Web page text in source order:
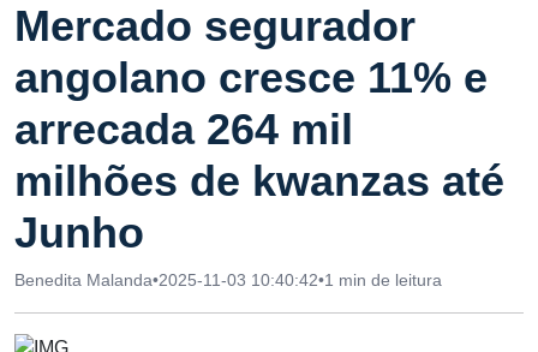
Mercado segurador
angolano cresce 11% e
arrecada 264 mil
milhões de kwanzas até
Junho
Benedita Malanda•2025-11-03 10:40:42•1 min de leitura